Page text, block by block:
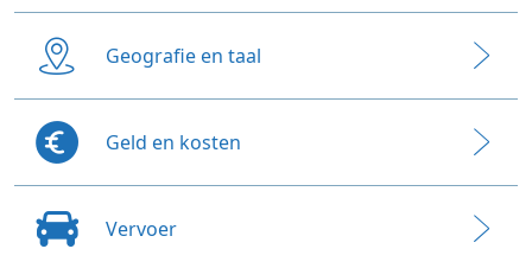
Geografie en taal
Geld en kosten
Vervoer